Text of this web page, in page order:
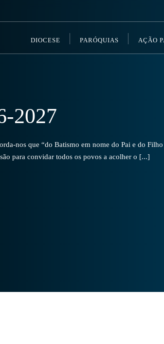
DIOCESE PARÓQUIAS AÇÃO
2027
nos que “do Batismo em nome do Pai e do
para convidar todos os povos a acolher o [...]